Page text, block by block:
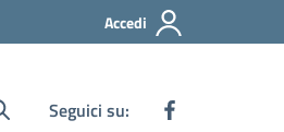
Accedi
Seguici su: